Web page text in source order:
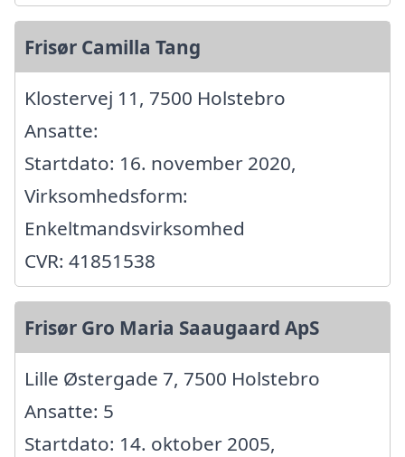
Frisør Camilla Tang
Klostervej 11, 7500 Holstebro
Ansatte:
Startdato: 16. november 2020,
Virksomhedsform:
Enkeltmandsvirksomhed
CVR: 41851538
Frisør Gro Maria Saaugaard ApS
Lille Østergade 7, 7500 Holstebro
Ansatte: 5
Startdato: 14. oktober 2005,